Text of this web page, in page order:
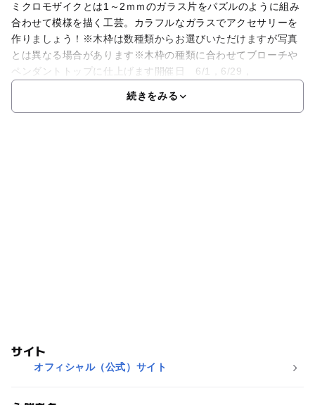
ミクロモザイクとは1～2ｍｍのガラス片をパズルのように組み
合わせて模様を描く工芸。カラフルなガラスでアクセサリーを
作りましょう！※木枠は数種類からお選びいただけますが写真
とは異なる場合があります※木枠の種類に合わせてブローチや
ペンダントトップに仕上げます開催日 6/1，6/29，
続きをみる
サイト
オフィシャル（公式）サイト